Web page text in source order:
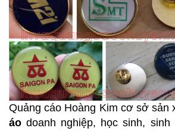
Quảng cáo Hoàng Kim cơ sở sản
áo doanh nghiệp, học sinh,